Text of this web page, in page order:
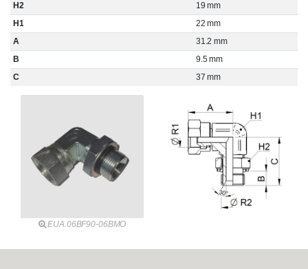
H2
19 mm
H1
22 mm
A
31.2 mm
B
9.5 mm
C
37 mm
EUA.06BF90-06BMO